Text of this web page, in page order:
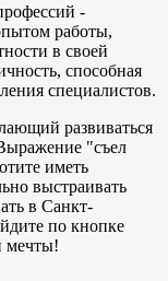
-
работы,
в своей
способная
специалистов.
развиваться
"съел
иметь
выстраивать
в Санкт-
по кнопке
мечты!